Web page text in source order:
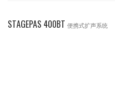
STAGEPAS 400BT 便携式扩声系统